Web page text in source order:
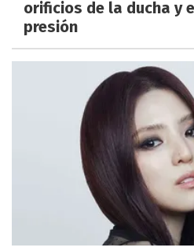
orificios de la ducha y
presión